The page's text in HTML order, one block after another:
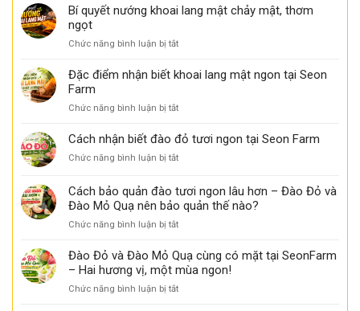
điều
về
mỏ
có
thể
biết
Bí quyết nướng khoai lang mật chảy mật, thơm
ngọt
Chức năng bình luận bị tắtở
quyết
lang
chảy
Đặc điểm nhận biết khoai lang mật ngon tại Seon
Farm
Chức năng bình luận bị tắtở
điểm
biết
lang
mật
tại
Farm
Cách nhận biết đào đỏ tươi ngon tại Seon Farm
Chức năng bình luận bị tắtở
nhận
biết
đào
đỏ
ngon
tại
Farm
Cách bảo quản đào tươi ngon lâu hơn – Đào Đỏ và
Đào Mỏ Quạ nên bảo quản thế nào?
Chức năng bình luận bị tắtở
bảo
quản
tươi
Đào Đỏ và Đào Mỏ Quạ cùng có mặt tại SeonFarm
– Hai hương vị, một mùa ngon!
Chức năng bình luận bị tắtở